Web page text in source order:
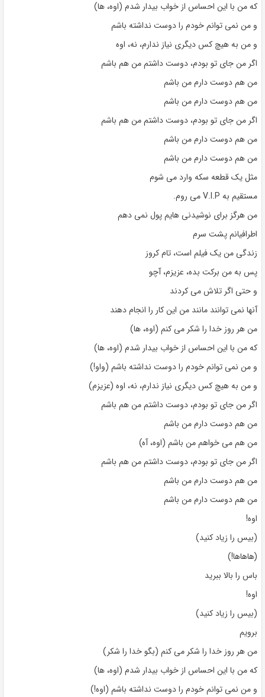
که من با این احساس از خواب بیدار شدم (اوه، ها)
و من نمی توانم خودم را دوست نداشته باشم
و من به هیچ کس دیگری نیاز ندارم، نه، اوه
اگر من جای تو بودم، دوست داشتم من هم باشم
من هم دوست دارم من باشم
من هم دوست دارم من باشم
اگر من جای تو بودم، دوست داشتم من هم باشم
من هم دوست دارم من باشم
من هم دوست دارم من باشم
مثل یک قطعه سکه وارد می شوم
مستقیم به V.I.P می روم.
من هرگز برای نوشیدنی هایم پول نمی دهم
اطرافیانم پشت سرم
زندگی من یک فیلم است، تام کروز
پس به من برکت بده، عزیزم، آچو
و حتی اگر تلاش می کردند
آنها نمی توانند مانند من این کار را انجام دهند
من هر روز خدا را شکر می کنم (اوه، ها)
که من با این احساس از خواب بیدار شدم (اوه، ها)
و من نمی توانم خودم را دوست نداشته باشم (واو!)
و من به هیچ کس دیگری نیاز ندارم، نه، اوه (عزیزم)
اگر من جای تو بودم، دوست داشتم من هم باشم
من هم دوست دارم من باشم
من هم می خواهم من باشم (اوه، آه)
اگر من جای تو بودم، دوست داشتم من هم باشم
من هم دوست دارم من باشم
من هم دوست دارم من باشم
اوه!
(بیس را زیاد کنید)
(هاهاها!)
باس را بالا ببرید
اوه!
(بیس را زیاد کنید)
برویم
من هر روز خدا را شکر می کنم (بگو خدا را شکر)
که من با این احساس از خواب بیدار شدم (اوه، ها)
و من نمی توانم خودم را دوست نداشته باشم (اوه!)